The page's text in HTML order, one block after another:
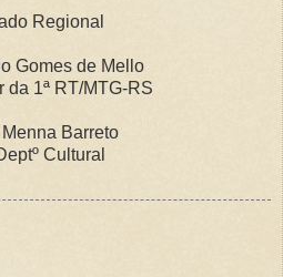
Regional
de Mello
RT/MTG-RS
Barreto